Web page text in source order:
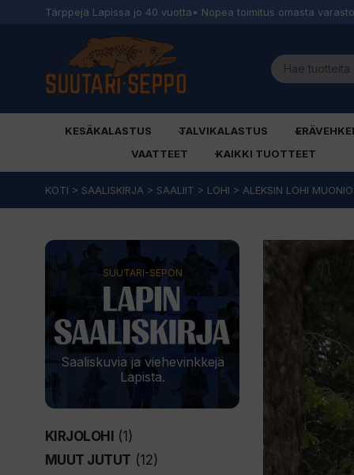
Tärppejä Lapissa jo 40 vuotta• Nopea toimitus omasta
KESÄKALASTUS TALVIKALASTUS
VAATTEET
KAIKKI TUOTTEET
sisältöön
KOTI > SAALISKIRJA > SAALIIT > LOHI > ALEKSIN LOHI
SUUTARI-SEPON
Saaliskuvia ja viehevinkkejä
Lapista.
KIRJOLOHI
(1)
MUUT JUTUT (12)